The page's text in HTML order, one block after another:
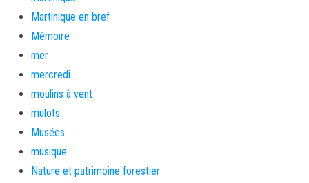
Martinique en bref
Mémoire
mer
mercredi
moulins à vent
mulots
Musées
musique
Nature et patrimoine forestier